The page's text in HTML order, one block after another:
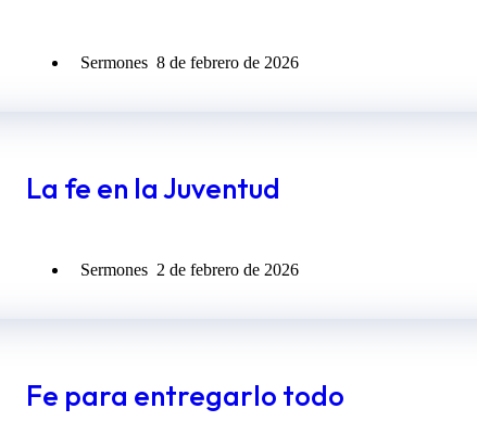
Sermones 8 de febrero de 2026
La fe en la Juventud
Sermones 2 de febrero de 2026
Fe para entregarlo todo